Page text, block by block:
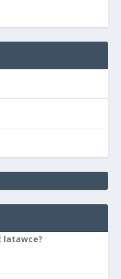
latawce?